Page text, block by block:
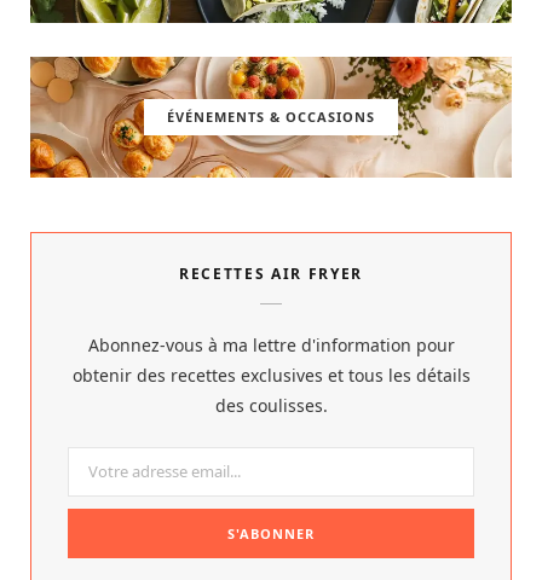
ÉVÉNEMENTS & OCCASIONS
RECETTES AIR FRYER
Abonnez-vous à ma lettre d'information pour
obtenir des recettes exclusives et tous les détails
des coulisses.